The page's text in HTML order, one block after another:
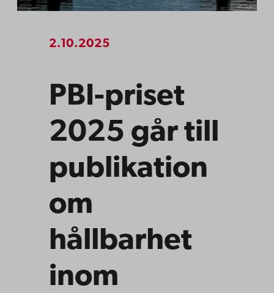
2.10.2025
PBI-priset
2025 går till
publikation
om
hållbarhet
inom